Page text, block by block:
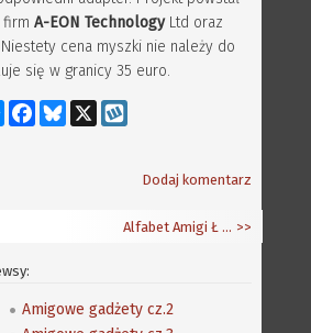
firm A-EON TechnologyLtd oraz
cena myszki nie należy do
się w granicy 35 euro.
Messenger
FacebookBluesky
Dodaj komentarz
Alfabet Amigi Ł jak "łatki" >>
Amigowe gadżety cz.2